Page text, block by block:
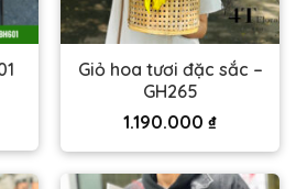
Giỏ hoa tươi đặc sắc –
GH265
1.190.000 ₫